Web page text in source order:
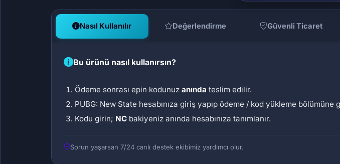
Nasıl Kullanılır Değerlendirme Güvenli Ticaret
Bu ürünü nasıl kullanırsın?
Ödeme sonrası epin kodunuzanında teslim edilir.
PUBG: New State hesabınıza giriş yapıp ödeme / kod yükleme bölümüne
Kodu girin; NC bakiyeniz anında hesabınıza tanımlanır.
Sorun yaşarsan 7/24 canlı destek ekibimiz yardımcı olur.